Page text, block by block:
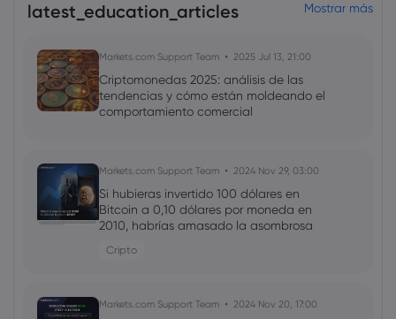
latest_education_articles Mostrar más
Markets.com Support Team 2025 Jul 13, 21:00
Criptomonedas 2025: análisis de las
tendencias y cómo están moldeando el
comportamiento comercial
Markets.com Support Team 2024 Nov 29, 03:00
Si hubieras invertido 100 dólares en
Bitcoin a 0,10 dólares por moneda en
2010, habrías amasado la asombrosa
Cripto
Markets.com Support Team 2024 Nov 20, 17:00